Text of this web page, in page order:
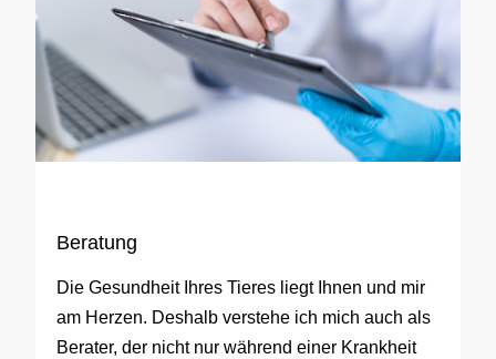
Beratung
Die Gesundheit Ihres Tieres liegt Ihnen und mir
am Herzen. Deshalb verstehe ich mich auch als
Berater, der nicht nur während einer Krankheit